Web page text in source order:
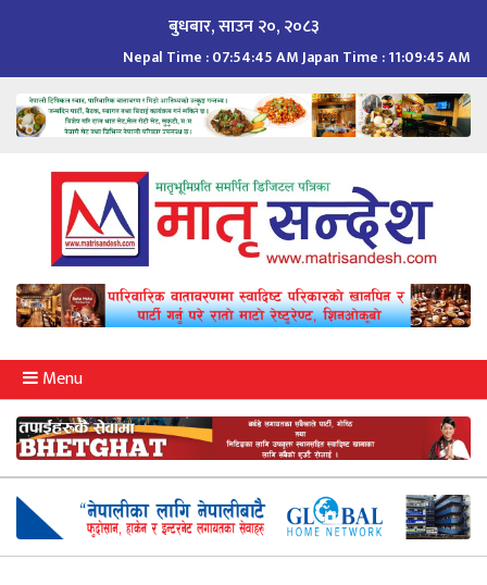
बुधबार, साउन २०, २०८३
Nepal Time :07:54:45 AMJapan Time :11:09:45 AM
Menu